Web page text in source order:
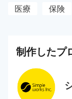
医療
保険
制作したプ